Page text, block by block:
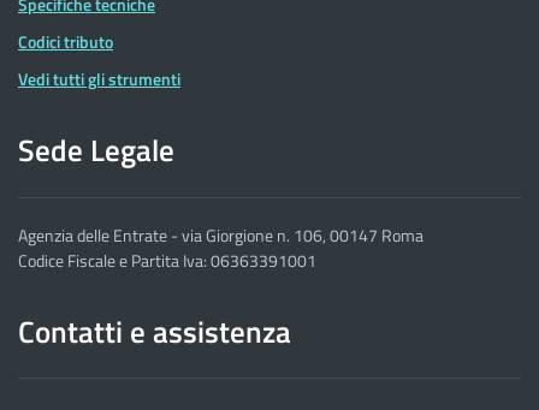
Codici tributo
Vedi tutti gli strumenti
Sede Legale
Agenzia delle Entrate - via Giorgione n. 106, 00147 Roma
Codice Fiscale e Partita Iva: 06363391001
Contatti e assistenza